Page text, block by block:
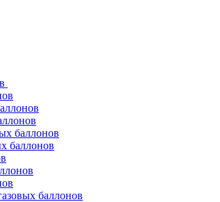
баллонов
баллонов
баллонов